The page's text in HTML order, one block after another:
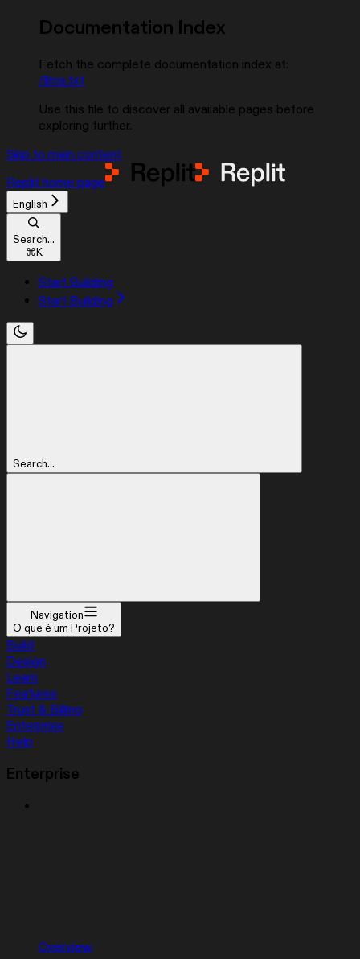
Documentation Index
Fetch the complete documentation index at:
/llms.txt
Use this file to discover all available pages before
exploring further.
Skip to main content
Replit home page
English
Search...
⌘K
Start Building
Start Building
Search...
Navigation
O que é um Projeto?
Build
Design
Learn
Features
Trust & Billing
Enterprise
Help
Enterprise
Overview